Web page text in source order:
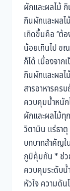
ผักและผลไม้
กินผักและผล
เกิดขึ้นคือ “ต้อ
น้อยเกินไป ขณ
ก็ได้ เนื่องจาก
กินผักและผลไ
สารอาหารคร
ควบคุมน้ำหนัก
ผักและผลไม้ทุ
วิตามิน แร่ธาตุ
บทบาทสำคัญใ
ภูมิคุ้มกัน * ช่ว
ควบคุมระดับน้
หัวใจ ความดัน